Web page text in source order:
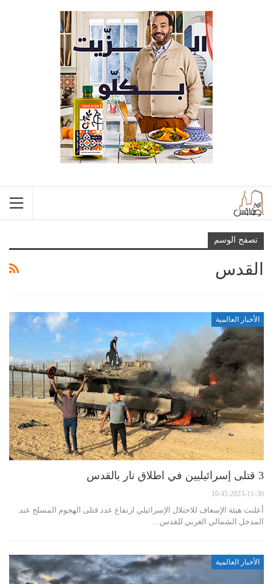
تصفح الوسم
القدس
الأخبار العالمية
3 قتلى إسرائيليين في اطلاق نار بالقدس
2023-11-30 10:45
أعلنت هيئة الإسعاف للاحتلال الإسرائيلي ارتفاع عدد قتلى الهجوم المسلح عند
المدخل الشمالي الغربي للقدس…
الأخبار العالمية